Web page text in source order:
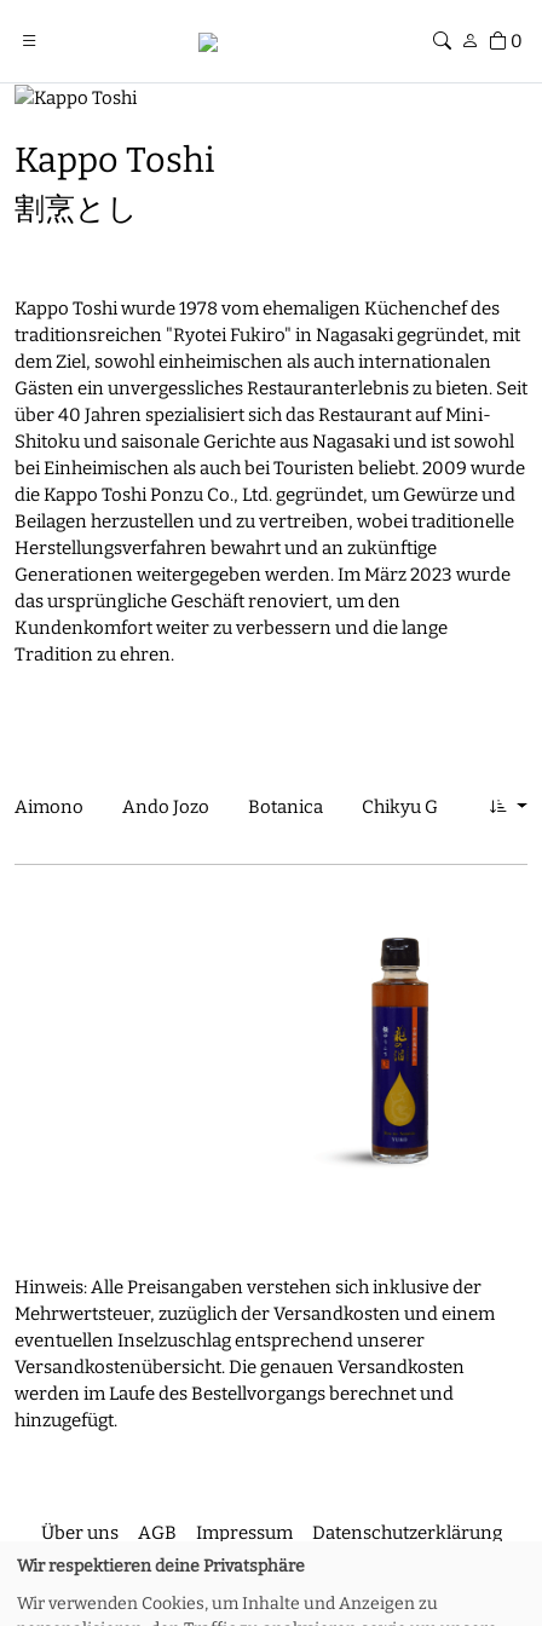
0
Kappo Toshi
割烹とし
Kappo Toshi wurde 1978 vom ehemaligen Küchenchef des
traditionsreichen "Ryotei Fukiro" in Nagasaki gegründet, mit
dem Ziel, sowohl einheimischen als auch internationalen
Gästen ein unvergessliches Restauranterlebnis zu bieten. Seit
über 40 Jahren spezialisiert sich das Restaurant auf Mini-
Shitoku und saisonale Gerichte aus Nagasaki und ist sowohl
bei Einheimischen als auch bei Touristen beliebt. 2009 wurde
die Kappo Toshi Ponzu Co., Ltd. gegründet, um Gewürze und
Beilagen herzustellen und zu vertreiben, wobei traditionelle
Herstellungsverfahren bewahrt und an zukünftige
Generationen weitergegeben werden. Im März 2023 wurde
das ursprüngliche Geschäft renoviert, um den
Kundenkomfort weiter zu verbessern und die lange
Tradition zu ehren.
Aimono Ando Jozo Botanica Chikyu Greetings
Hinweis: Alle Preisangaben verstehen sich inklusive der
Mehrwertsteuer, zuzüglich der Versandkosten und einem
eventuellen Inselzuschlag entsprechend unserer
Versandkostenübersicht. Die genauen Versandkosten
werden im Laufe des Bestellvorgangs berechnet und
hinzugefügt.
Über uns AGB Impressum Datenschutzerklärung
Kontakt Versand und Rückgabe Widerruf
Wir respektieren deine Privatsphäre
Wir verwenden Cookies, um Inhalte und Anzeigen zu